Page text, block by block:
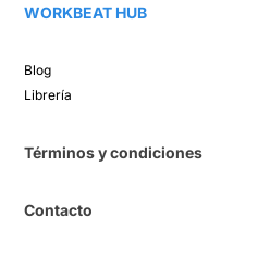
WORKBEAT HUB​
Blog​
Librería​
Términos y condiciones
Contacto